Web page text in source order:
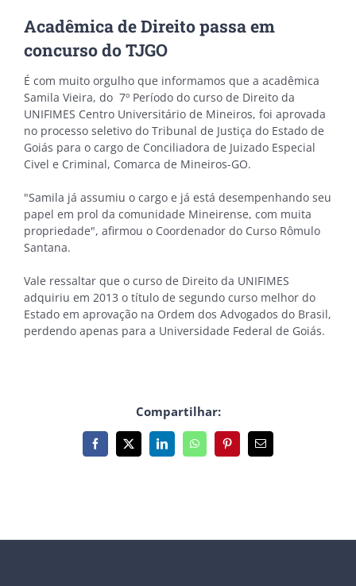
Acadêmica de Direito passa em
concurso do TJGO
É com muito orgulho que informamos que a acadêmica
Samila Vieira, do 7º Período do curso de Direito da
UNIFIMES Centro Universitário de Mineiros, foi aprovada
no processo seletivo do Tribunal de Justiça do Estado de
Goiás para o cargo de Conciliadora de Juizado Especial
Civel e Criminal, Comarca de Mineiros-GO.
"Samila já assumiu o cargo e já está desempenhando seu
papel em prol da comunidade Mineirense, com muita
propriedade", afirmou o Coordenador do Curso Rômulo
Santana.
Vale ressaltar que o curso de Direito da UNIFIMES
adquiriu em 2013 o título de segundo curso melhor do
Estado em aprovação na Ordem dos Advogados do Brasil,
perdendo apenas para a Universidade Federal de Goiás.
Compartilhar:
Facebook
X LinkedInWhatsAppPinterest
E-
mail